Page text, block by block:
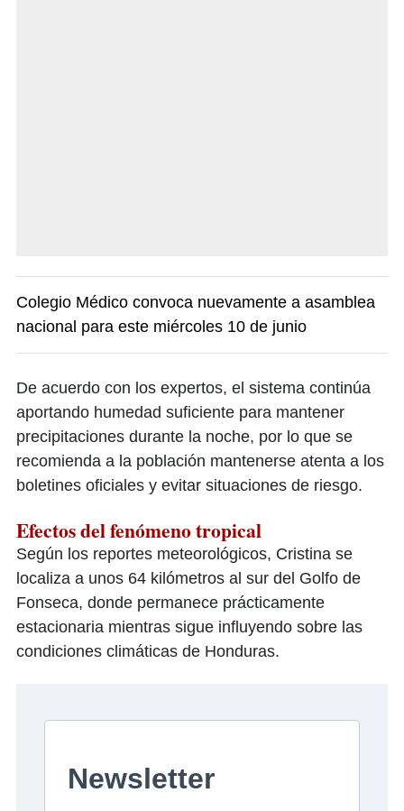
Colegio Médico convoca nuevamente a asamblea
nacional para este miércoles 10 de junio
De acuerdo con los expertos, el sistema continúa
aportando humedad suficiente para mantener
precipitaciones durante la noche, por lo que se
recomienda a la población mantenerse atenta a los
boletines oficiales y evitar situaciones de riesgo.
Efectos del fenómeno tropical
Según los reportes meteorológicos, Cristina se
localiza a unos 64 kilómetros al sur del Golfo de
Fonseca, donde permanece prácticamente
estacionaria mientras sigue influyendo sobre las
condiciones climáticas de Honduras.